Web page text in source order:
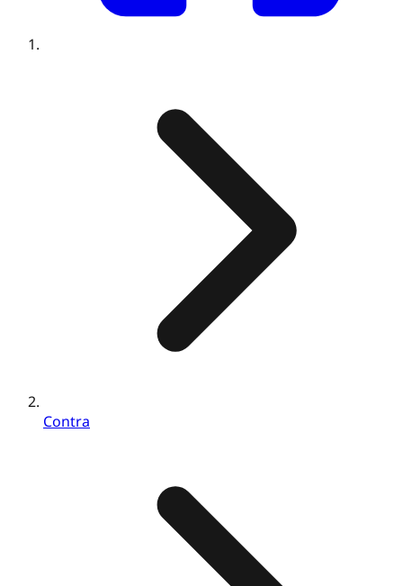
Contra